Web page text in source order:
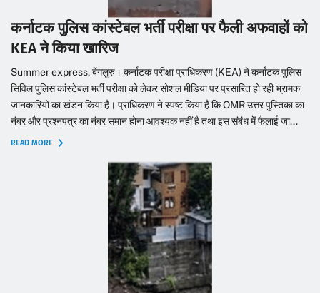
कर्नाटक पुलिस कांस्टेबल भर्ती परीक्षा पर फैली अफवाहों को
KEA ने किया खारिज
Summer express, बेंगलुरु। कर्नाटक परीक्षा प्राधिकरण (KEA) ने कर्नाटक पुलिस
सिविल पुलिस कांस्टेबल भर्ती परीक्षा को लेकर सोशल मीडिया पर प्रसारित हो रही भ्रामक
जानकारियों का खंडन किया है। प्राधिकरण ने स्पष्ट किया है कि OMR उत्तर पुस्तिका का
नंबर और प्रश्नपत्र का नंबर समान होना आवश्यक नहीं है तथा इस संबंध में फैलाई जा...
READ MORE